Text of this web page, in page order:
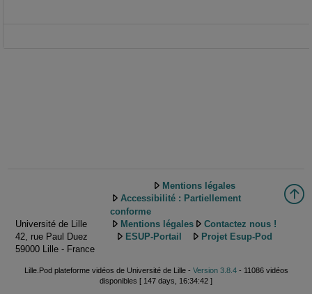
Université de Lille
42, rue Paul Duez
59000 Lille - France
Mentions légales
Accessibilité : Partiellement
conforme
Mentions légales
Contactez nous !
ESUP-Portail
Projet Esup-Pod
Lille.Pod plateforme vidéos de Université de Lille - Version 3.8.4- 11086 vidéos
disponibles [ 147 days, 16:34:42 ]